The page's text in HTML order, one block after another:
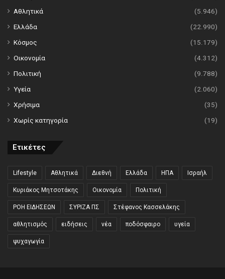
Αθλητικά
(5.946)
Ελλάδα
(22.990)
Κόσμος
(15.179)
Οικονομία
(4.312)
Πολιτική
(9.788)
Υγεία
(2.060)
Χρήσιμα
(35)
Χωρίς κατηγορία
(19)
Ετικέτες
Lifestyle Αθλητικά Διεθνή Ελλάδα ΗΠΑ Ισραήλ
Κυριάκος Μητσοτάκης Οικονομία Πολιτική
ΡΟΗ ΕΙΔΗΣΕΩΝ ΣΥΡΙΖΑ ΠΣ Στέφανος Κασσελάκης
αθλητισμός ειδήσεις νέα ποδόσφαιρο υγεία
ψυχαγωγία